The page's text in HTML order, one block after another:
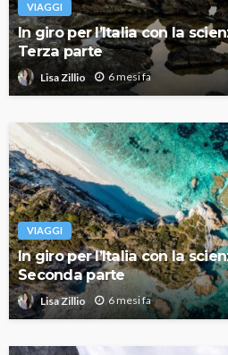
VIAGGI
In giro per l’Italia con la
Terza parte
Lisa Zillio 6 mesi fa
VIAGGI
In giro per l’Italia con la
Seconda parte
Lisa Zillio 6 mesi fa